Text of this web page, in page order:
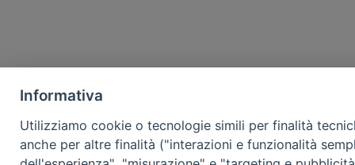
Informativa
Utilizziamo cookie o tecnologie simili per finalità
anche per altre finalità ("interazioni e funzionalità